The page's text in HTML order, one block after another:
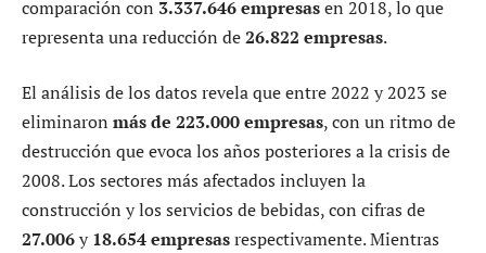
comparación con 3.337.646 empresasen 2018, lo que
representa una reducción de26.822 empresas.
El análisis de los datos revela que entre 2022 y 2023 se
eliminaron más de 223.000 empresas, con un ritmo de
destrucción que evoca los años posteriores a la crisis de
2008. Los sectores más afectados incluyen la
construcción y los servicios de bebidas, con cifras de
27.006y18.654 empresasrespectivamente. Mientras